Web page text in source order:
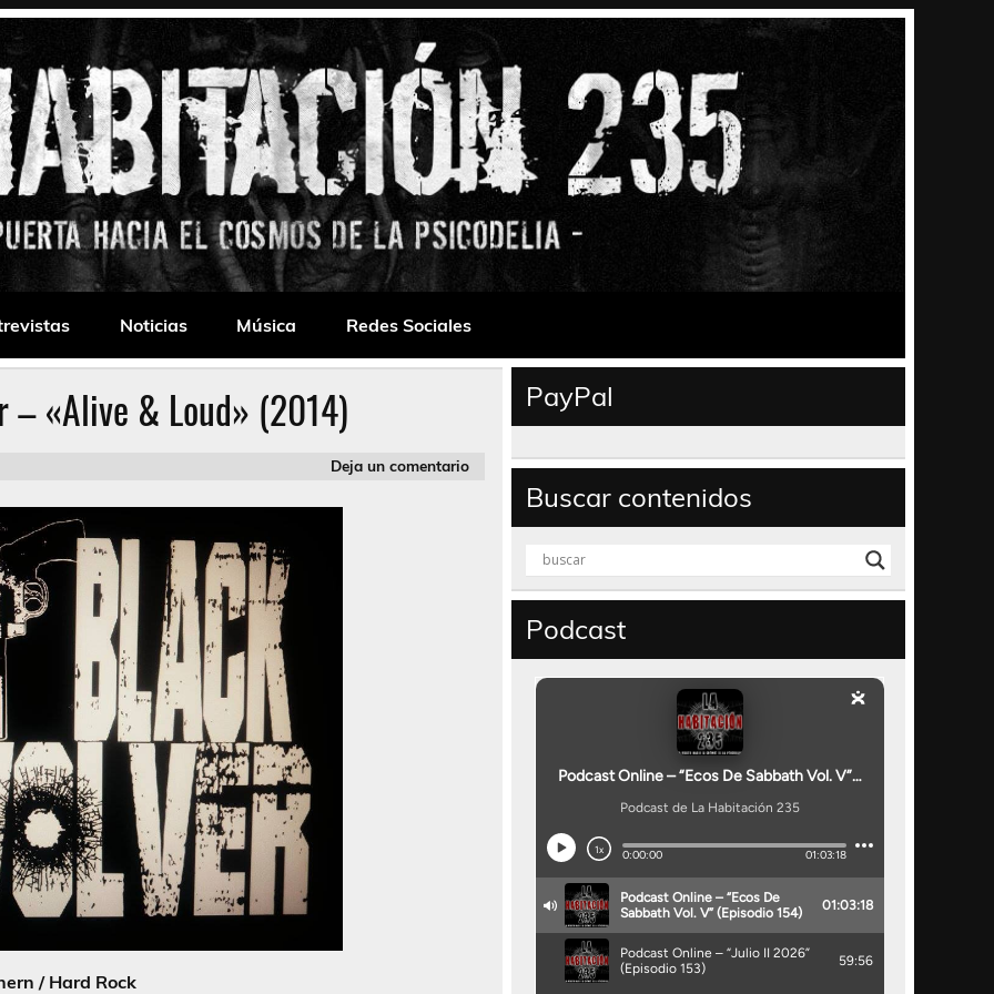
Noticias Música Redes Sociales
– «Alive & Loud» (2014)
Deja un comentario
/ Hard Rock
PayPal
Buscar contenidos
Podcast